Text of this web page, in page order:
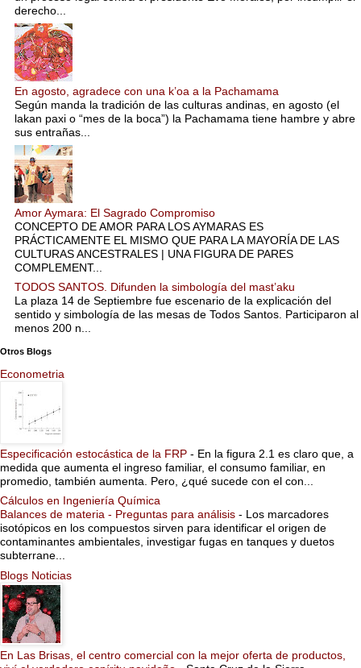
derecho...
En agosto, agradece con una k’oa a la Pachamama
Según manda la tradición de las culturas andinas, en agosto (el
lakan paxi o “mes de la boca”) la Pachamama tiene hambre y abre
sus entrañas...
Amor Aymara: El Sagrado Compromiso
CONCEPTO DE AMOR PARA LOS AYMARAS ES
PRÁCTICAMENTE EL MISMO QUE PARA LA MAYORÍA DE LAS
CULTURAS ANCESTRALES | UNA FIGURA DE PARES
COMPLEMENT...
TODOS SANTOS. Difunden la simbología del mast’aku
La plaza 14 de Septiembre fue escenario de la explicación del
sentido y simbología de las mesas de Todos Santos. Participaron al
menos 200 n...
Otros Blogs
Econometria
Especificación estocástica de la FRP - En la figura 2.1 es claro que, a
medida que aumenta el ingreso familiar, el consumo familiar, en
promedio, también aumenta. Pero, ¿qué sucede con el con...
Cálculos en Ingeniería Química
Balances de materia - Preguntas para análisis - Los marcadores
isotópicos en los compuestos sirven para identificar el origen de
contaminantes ambientales, investigar fugas en tanques y duetos
subterrane...
Blogs Noticias
En Las Brisas, el centro comercial con la mejor oferta de productos,